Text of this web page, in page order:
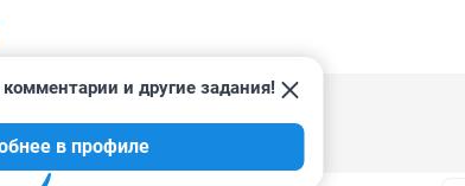
и льет воду на мельницу цру
и другие задания!
в профиле